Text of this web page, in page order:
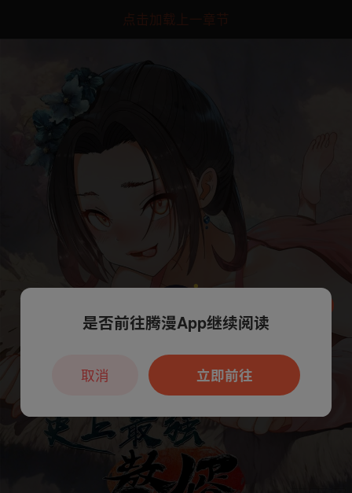
点击加载上一章节
本章节仅支持App阅读，可打开App新用
户7天免费看
是否前往腾漫App继续阅读
立即前往
取消